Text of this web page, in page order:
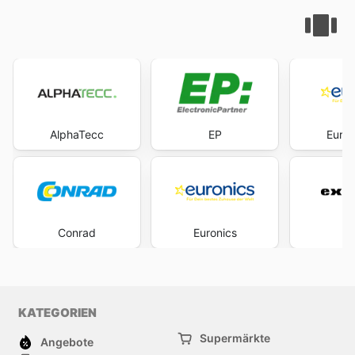
AlphaTecc
Conrad
EP
Euronics
KATEGORIEN
Angebote
Supermärkte